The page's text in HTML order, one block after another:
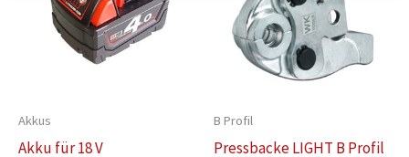
Akkus
Akku für 18 V
B Profil
Pressbacke LIGHT B Profil